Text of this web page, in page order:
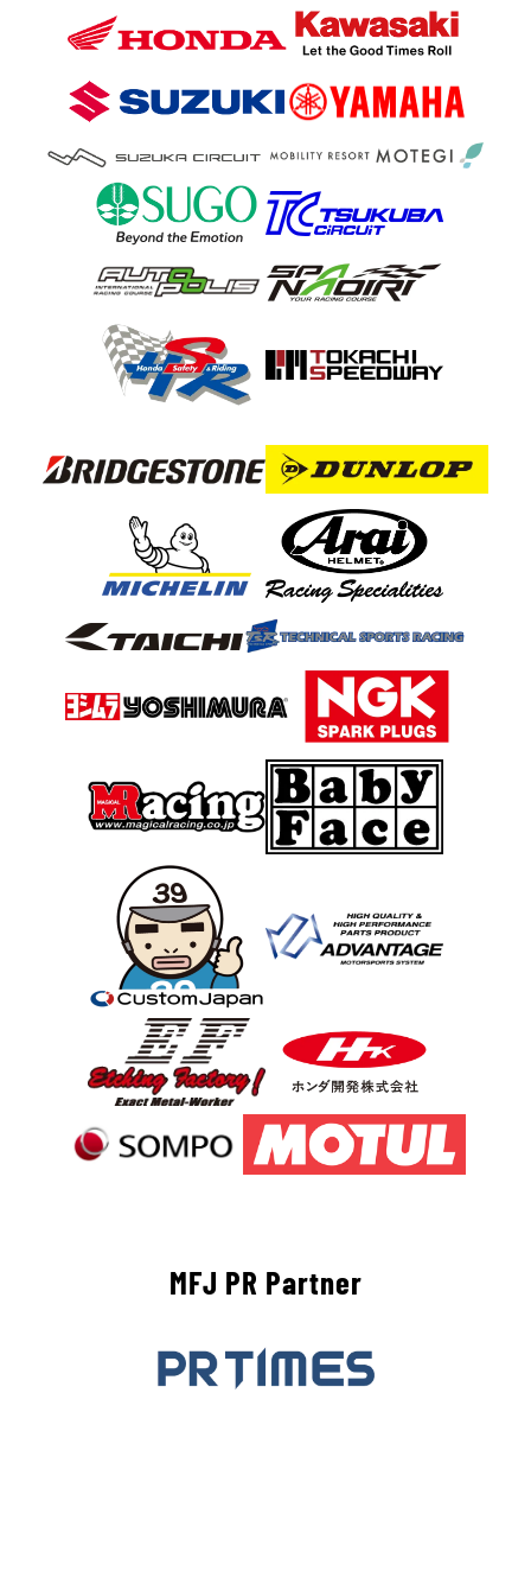
MFJ PR Partner